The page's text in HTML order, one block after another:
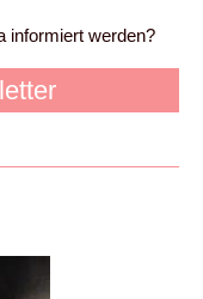
informiert werden?